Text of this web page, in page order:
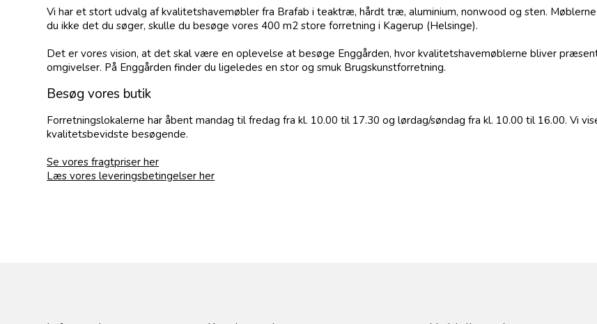
Vi har et stort udvalg af kvalitetshavemøbler fra Brafab i teaktræ, hårdt træ, aluminium, nonwood og sten.
du ikke det du søger, skulle du besøge vores 400 m2 store forretning i Kagerup (Helsinge).
Det er vores vision, at det skal være en oplevelse at besøge Enggården, hvor kvalitetshavemøblerne bliver
omgivelser. På Enggården finder du ligeledes en stor og smuk Brugskunstforretning.
Besøg vores butik
Forretningslokalerne har åbent mandag til fredag fra kl. 10.00 til 17.30 og lørdag/søndag fra kl. 10.00 til 16.00. Vi
kvalitetsbevidste besøgende.
Se vores fragtpriser her
Læs vores leveringsbetingelser her